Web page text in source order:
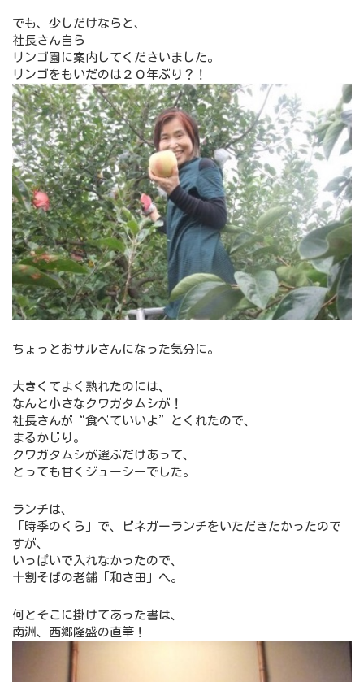
でも、少しだけならと、
社長さん自ら
リンゴ園に案内してくださいました。
リンゴをもいだのは２０年ぶり？！
ちょっとおサルさんになった気分に。
大きくてよく熟れたのには、
なんと小さなクワガタムシが！
社長さんが“食べていいよ”とくれたので、
まるかじり。
クワガタムシが選ぶだけあって、
とっても甘くジューシーでした。
ランチは、
「時季のくら」で、ビネガーランチをいただきたかったので
すが、
いっぱいで入れなかったので、
十割そばの老舗「和さ田」へ。
何とそこに掛けてあった書は、
南洲、西郷隆盛の直筆！